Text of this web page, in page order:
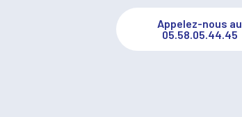
Appelez-nous au
05.58.05.44.45